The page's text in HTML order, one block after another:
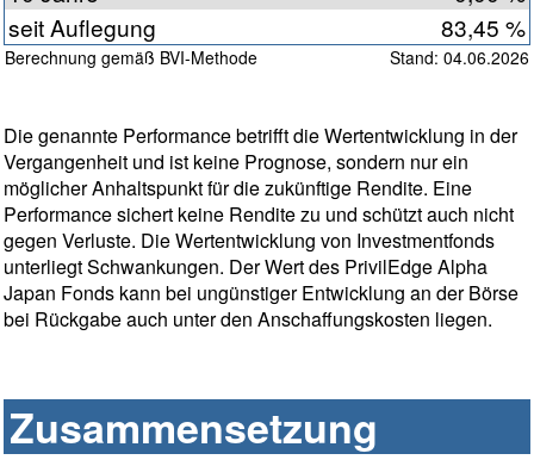
seit Auflegung
83,45 %
Berechnung gemäß BVI-Methode Stand: 04.06.2026
Die genannte Performance betrifft die Wertentwicklung in der
Vergangenheit und ist keine Prognose, sondern nur ein
möglicher Anhaltspunkt für die zukünftige Rendite. Eine
Performance sichert keine Rendite zu und schützt auch nicht
gegen Verluste. Die Wertentwicklung von Investmentfonds
unterliegt Schwankungen. Der Wert des PrivilEdge Alpha
Japan Fonds kann bei ungünstiger Entwicklung an der Börse
bei Rückgabe auch unter den Anschaffungskosten liegen.
Zusammensetzung